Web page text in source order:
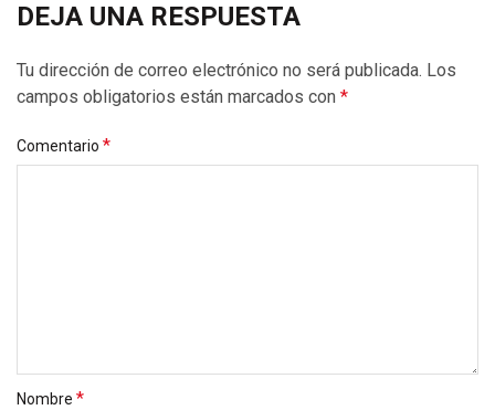
DEJA UNA RESPUESTA
Tu dirección de correo electrónico no será publicada. Los
campos obligatorios están marcados con *
Comentario *
Nombre *